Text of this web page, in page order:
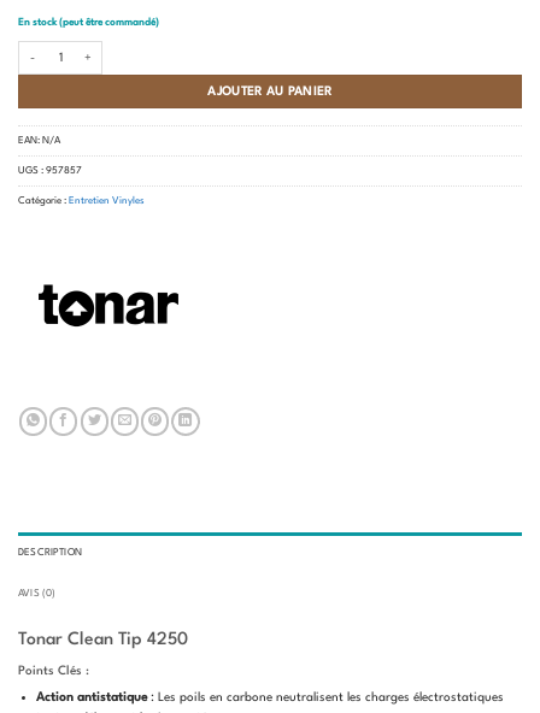
En stock (peut être commandé)
AJOUTER AU PANIER
EAN: N/A
UGS : 957857
Catégorie : Entretien Vinyles
DESCRIPTION
AVIS (0)
Tonar Clean Tip 4250
Points Clés :
Action antistatique: Les poils en carbone neutralisent les charges électrostatiques